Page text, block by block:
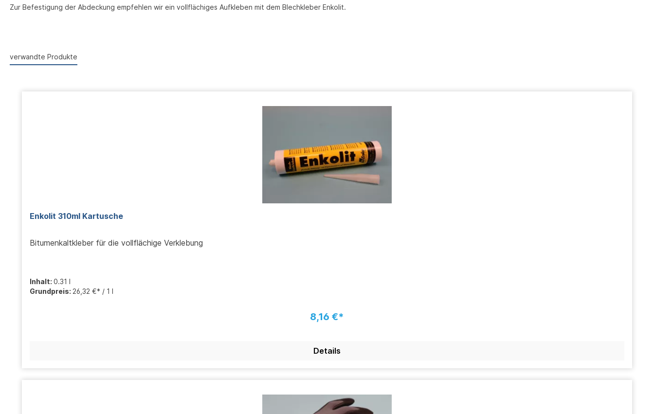
Zur Befestigung der Abdeckung empfehlen wir ein vollflächiges Aufkleben mit dem Blechkleber Enkolit.
verwandte Produkte
Enkolit 310ml Kartusche
Bitumenkaltkleber für die vollflächige Verklebung
Inhalt: 0.31 l
Grundpreis: 26,32 €* / 1 l
8,16 €*
Details